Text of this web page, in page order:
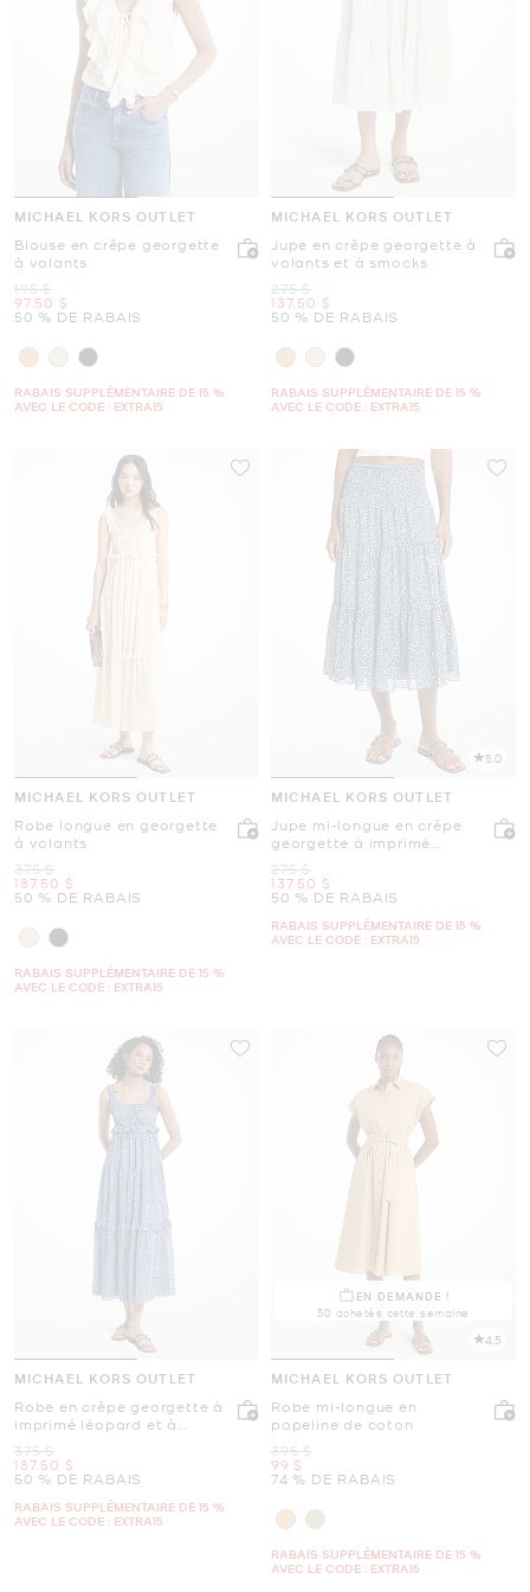
MICHAEL KORS OUTLET
Blouse en crêpe georgette
à volants
était
195 $
maintenant
97.50 $
50 % DE RABAIS
RABAIS SUPPLÉMENTAIRE DE 15 %
AVEC LE CODE : EXTRA15
MICHAEL KORS OUTLET
Jupe en crêpe georgette à
volants et à smocks
était
275 $
maintenant
137.50 $
50 % DE RABAIS
RABAIS SUPPLÉMENTAIRE DE 15 %
AVEC LE CODE : EXTRA15
MICHAEL KORS OUTLET
Robe longue en georgette
à volants
était
375 $
maintenant
187.50 $
50 % DE RABAIS
RABAIS SUPPLÉMENTAIRE DE 15 %
AVEC LE CODE : EXTRA15
5.0
MICHAEL KORS OUTLET
Jupe mi-longue en crêpe
georgette à imprimé
était
275 $
maintenant
137.50 $
50 % DE RABAIS
RABAIS SUPPLÉMENTAIRE DE 15 %
AVEC LE CODE : EXTRA15
MICHAEL KORS OUTLET
Robe en crêpe georgette à
imprimé léopard et à
était
375 $
maintenant
187.50 $
50 % DE RABAIS
RABAIS SUPPLÉMENTAIRE DE 15 %
AVEC LE CODE : EXTRA15
EN DEMANDE !
50 achetés cette semaine
4.5
MICHAEL KORS OUTLET
Robe mi-longue en
popeline de coton
était
395 $
maintenant
99 $
74 % DE RABAIS
RABAIS SUPPLÉMENTAIRE DE 15 %
AVEC LE CODE : EXTRA15